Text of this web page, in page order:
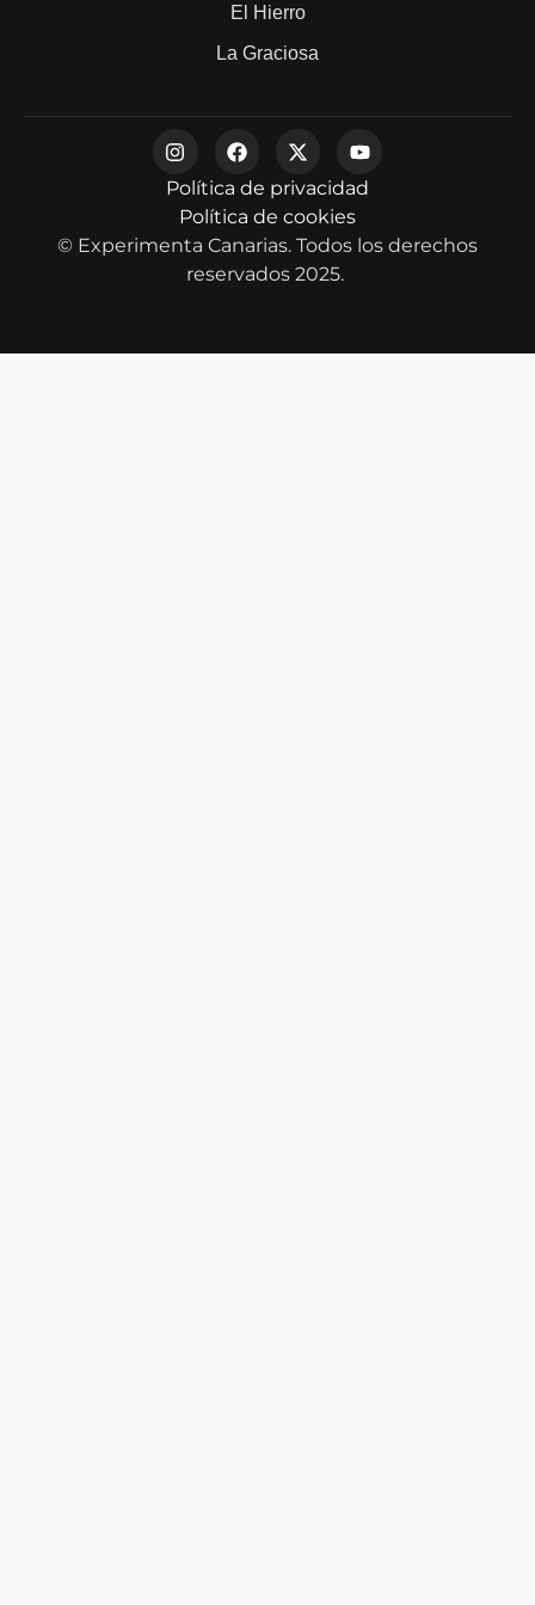
El Hierro
La Graciosa
© Experimenta Canarias. Todos los derechos
reservados 2025.
Política de privacidad
Política de cookies